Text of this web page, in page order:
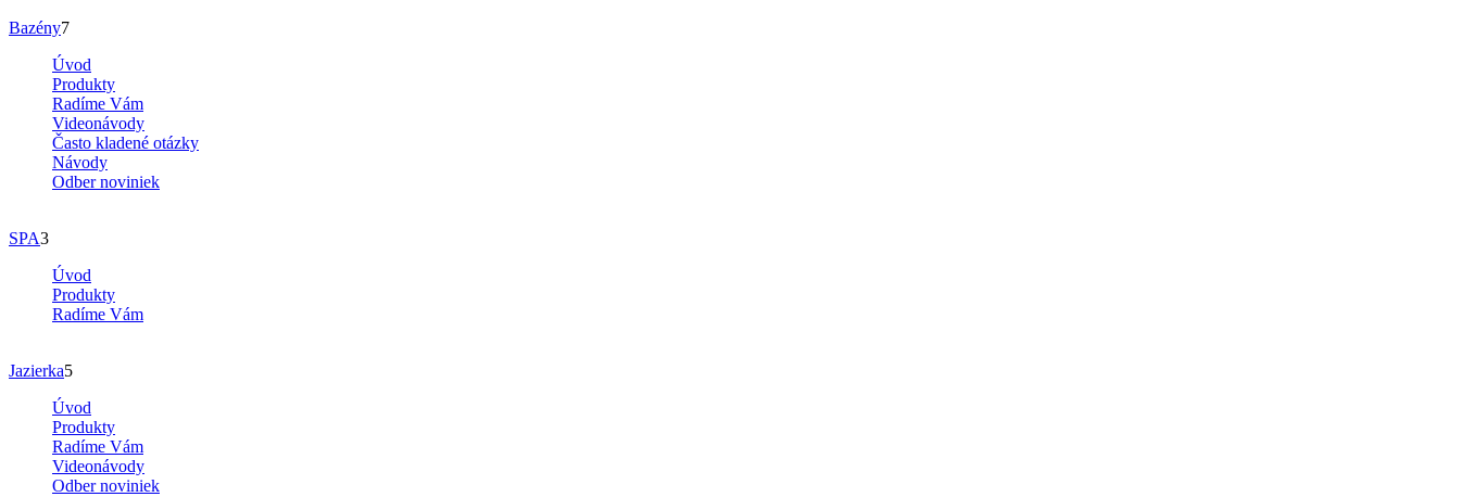
Bazény7
Úvod
Produkty
Radíme Vám
Videonávody
Často kladené otázky
Návody
Odber noviniek
SPA3
Úvod
Produkty
Radíme Vám
Jazierka5
Úvod
Produkty
Radíme Vám
Videonávody
Odber noviniek